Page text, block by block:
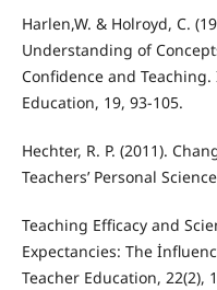
Harlen,W. & Holroyd, C.
Understanding of
Confidence and
Education, 19, 93-105.
Hechter, R. P. (2011).
Teachers’ Personal Science
Teaching Efficacy and
Expectancies: The
Teacher Education, 22(2),